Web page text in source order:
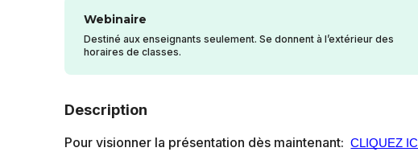
Webinaire
Destiné aux enseignants seulement. Se donnent à l’extérieur des
horaires de classes.
Description
Pour visionner la présentation dès maintenant: CLIQUEZ ICI